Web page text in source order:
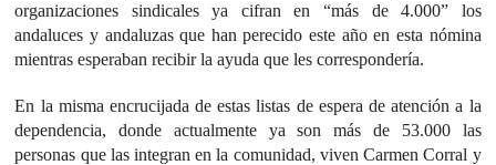
organizaciones sindicales ya cifran en “más de 4.000” los
andaluces y andaluzas que han perecido este año en esta nómina
mientras esperaban recibir la ayuda que les correspondería.
En la misma encrucijada de estas listas de espera de atención a la
dependencia, donde actualmente ya son más de 53.000 las
personas que las integran en la comunidad, viven Carmen Corral y